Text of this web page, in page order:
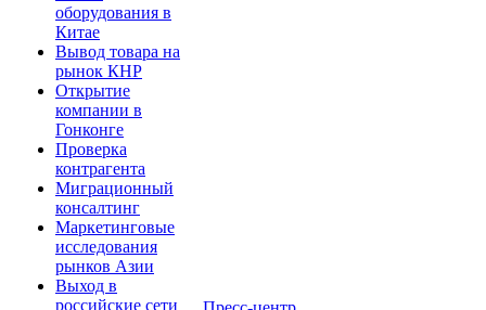
оборудования в
Китае
Вывод товара на
рынок КНР
Открытие
компании в
Гонконге
Проверка
контрагента
Миграционный
консалтинг
Маркетинговые
исследования
рынков Азии
Выход в
российские сети